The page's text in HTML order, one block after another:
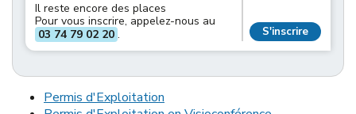
Il reste encore des places
Pour vous inscrire, appelez-nous au
03 74 79 02 20 . S'inscrire
Permis d'Exploitation